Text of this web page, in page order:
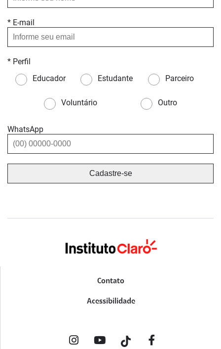
* E-mail
* Perfil
Educador
Estudante Parceiro
Voluntário Outro
WhatsApp
Contato
Acessibilidade